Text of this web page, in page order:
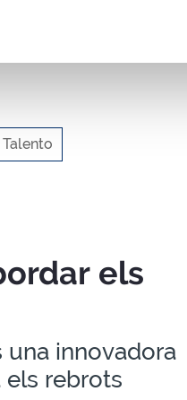
Talento
els
innovadora
rebrots